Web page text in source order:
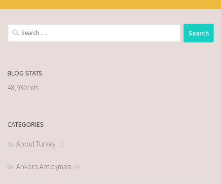
BLOG STATS
48,930 hits
CATEGORIES
About Turkey (2)
Ankara Antlaşması (4)